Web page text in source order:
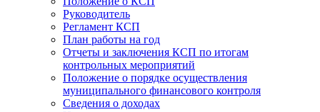
Руководитель
Регламент КСП
План работы на год
Отчеты и заключения КСП по итогам
контрольных мероприятий
Положение о порядке осуществления
муниципального финансового контроля
Сведения о доходах